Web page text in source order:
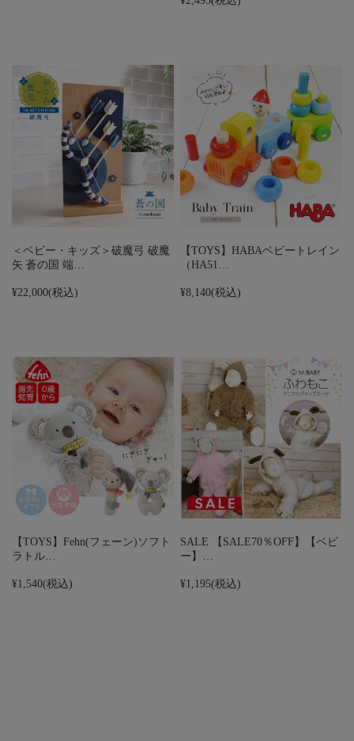
＜ベビー・キッズ＞破魔弓 破魔
矢 蒼の国 端…
¥22,000(税込)
【TOYS】HABAベビートレイン
（HA51…
¥8,140(税込)
【TOYS】Fehn(フェーン)ソフト
ラトル…
¥1,540(税込)
SALE 【SALE70％OFF】【ベビ
ー】…
¥1,195(税込)